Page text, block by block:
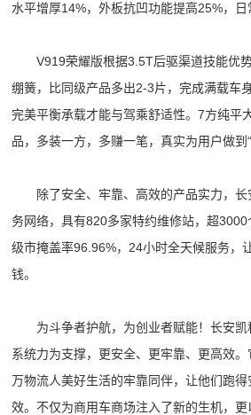
水平增厚14%，外板抗凹功能提高25%，日
V919荣耀版根据3.5T后驱渠道技能优势
绷簧，比同级产品多出2-3片，完成满载车
完美平衡承载才能与驾乘舒适性。7方纯平
品，多装一方，多赚一笔，真实为用户做到
除了安全、牢靠、高效的产品实力，长
务网络，具有820多家特约维修站，超
级市掩盖率96.96%，24小时全天候服务，
钱。
为斗争者护航，为创业者赋能！长安凯
系统力为支撑，更安全、更牢靠、更高效
万物流人美好生活的牢靠同伴，让他们跑
效。不仅为商用车商场注入了新的生机，